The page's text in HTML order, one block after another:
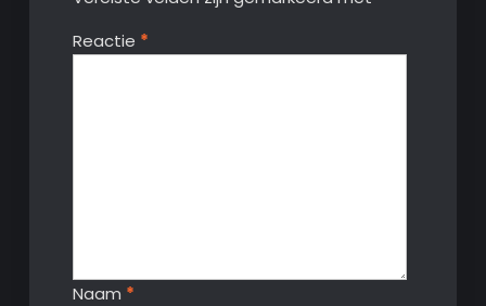
Reactie *
Naam *